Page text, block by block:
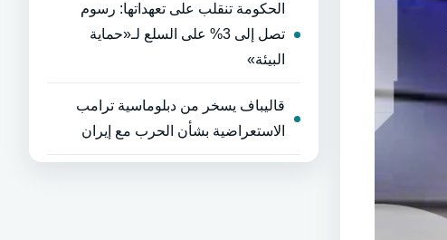
الحكومة تنقلب على تعهداتها: رسوم
تصل إلى 3% على السلع لـ«حماية
البيئة»
قاليباف يسخر من دبلوماسية ترامب
الاستعراضية بشأن الحرب مع إيران